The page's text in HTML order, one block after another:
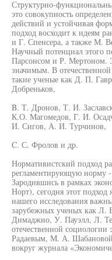
Структурно-
это совокупность
действий и устойчивая
подход восходит к идеям
и Г. Спенсера, а также М.
Научный потенциал этого
Парсонсом и Р. Мертоном.
значимым. В
такие ученые как Д. П.
Добреньков,
B. Т. Дронов, Т. И.
К.О. Магомедов, Г. И.
И. Сигов, А. И. Турчинов,
C. С. Фролов и др.
Нормативистский подход
регламентирующую норму
Зародившись в рамках
Норт), сегодня этот
нашего исследования
зарубежных ученых как Л.
Димаджио, У. Пауэлл, Л.
отечественной социологии
Радаевым, М. А.
вокруг журнала